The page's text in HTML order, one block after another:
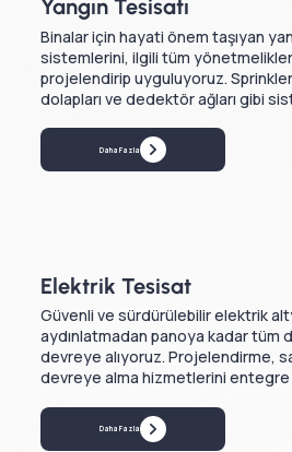
Yangın Tesisatı
Binalar için hayati önem taşıyan
sistemlerini, ilgili tüm
projelendirip uyguluyoruz.
dolapları ve dedektör ağları gibi
Daha Fazla
Elektrik Tesisat
Güvenli ve sürdürülebilir elektrik
aydınlatmadan panoya kadar tüm
devreye alıyoruz. Projelendirme,
devreye alma hizmetlerini
Daha Fazla